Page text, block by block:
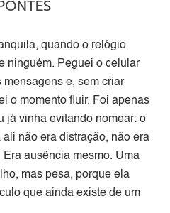
quando o relógio
ninguém. Peguei o celular
e, sem criar
o momento fluir. Foi apenas
já vinha evitando nomear: o
não era distração, não era
ausência mesmo. Uma
mas pesa, porque ela
que ainda existe de um